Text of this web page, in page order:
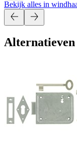
Bekijk alles in
Alternatieven